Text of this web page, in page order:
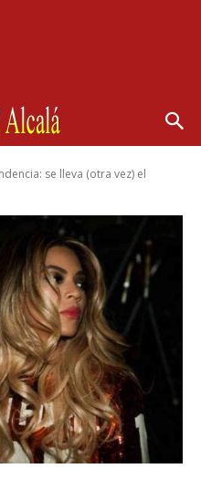
se lleva (otra vez) el